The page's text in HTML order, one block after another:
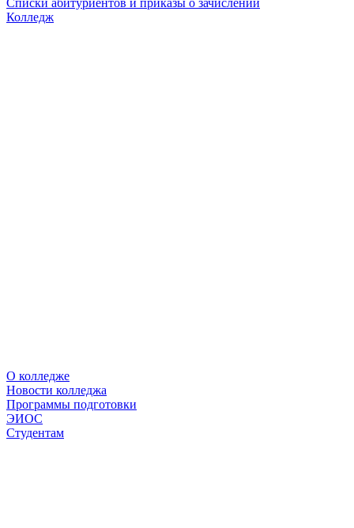
Списки абитуриентов и приказы о зачислении
Колледж
О колледже
Новости колледжа
Программы подготовки
ЭИОС
Студентам